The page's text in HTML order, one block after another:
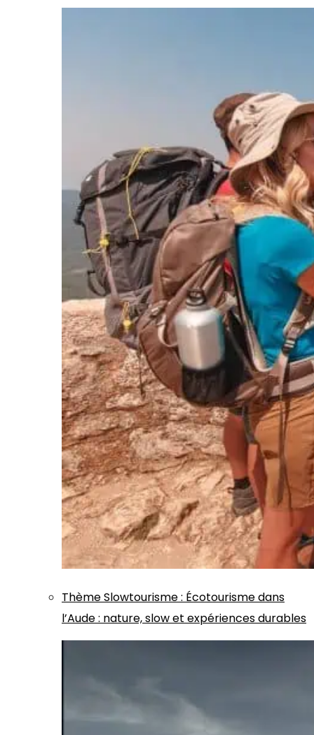
ThèmeSlowtourisme: Écotourisme dans
l’Aude : nature, slow et expériences durables